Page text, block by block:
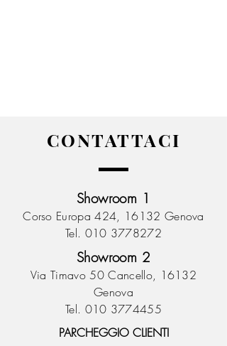
CONTATTACI
Showroom 1
Corso Europa 424, 16132 Genova
Tel. 010 3778272
Showroom 2
Via Timavo 50 Cancello, 16132
Genova
Tel. 010 3774455
PARCHEGGIO CLIENTI